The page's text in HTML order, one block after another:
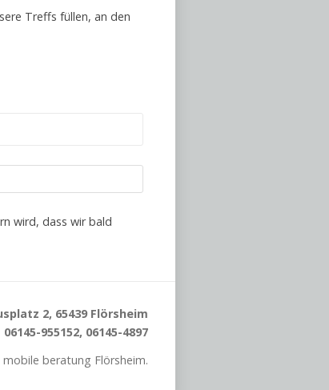
Treffs füllen, an den
wird, dass wir bald
2, 65439 Flörsheim
06145-955152, 06145-4897
beratung Flörsheim.